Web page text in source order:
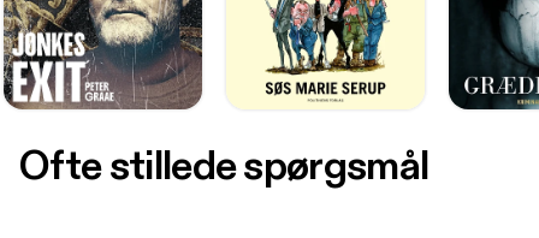
Ofte stillede spørgsmål